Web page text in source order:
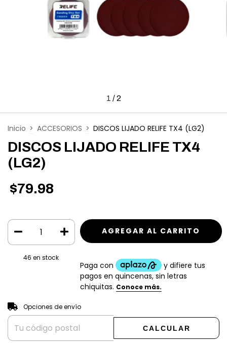
1 /2
Inicio > ACCESORIOS > DISCOS LIJADO RELIFE TX4 (LG2)
DISCOS LIJADO RELIFE TX4
(LG2)
$79.98
46 en stock
Entregas para el CP:
Opciones de envío
CALCULAR